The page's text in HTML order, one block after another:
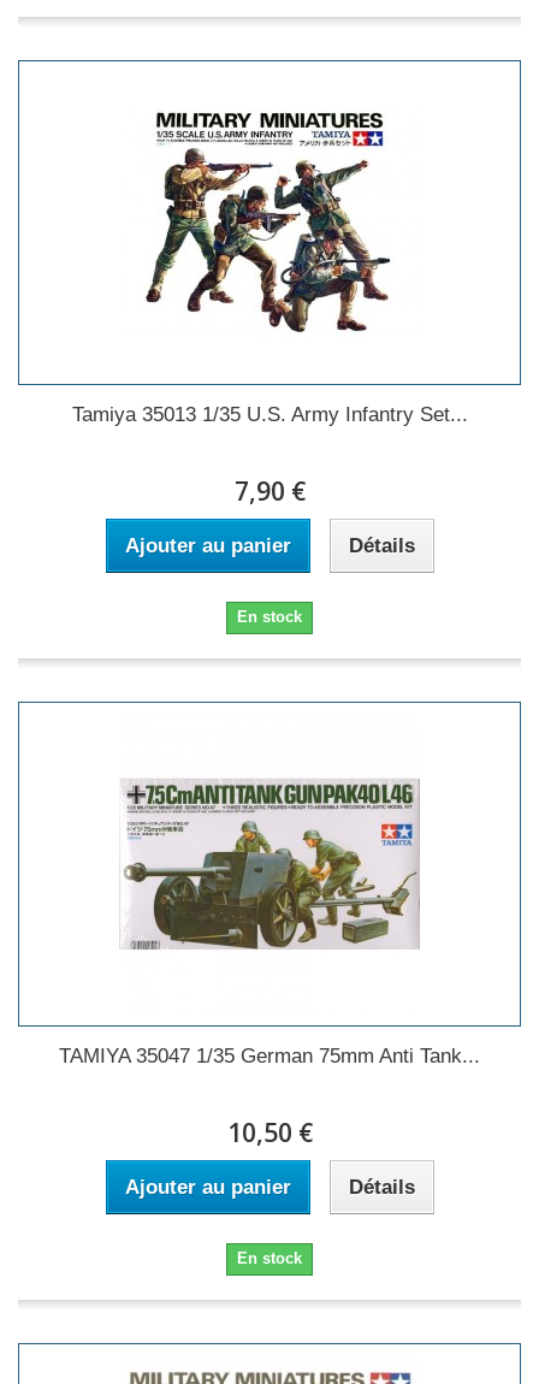
Tamiya 35013 1/35 U.S. Army Infantry Set...
7,90 €
Ajouter au panier Détails
En stock
TAMIYA 35047 1/35 German 75mm Anti Tank...
10,50 €
Ajouter au panier Détails
En stock